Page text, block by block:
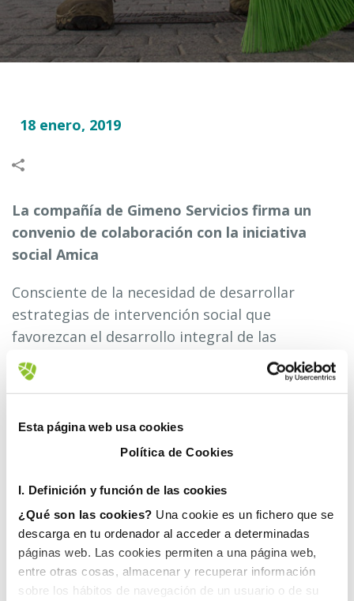
Esta página web usa cookies
Política de Cookies
I. Definición y función de las cookies
¿Qué son las cookies? Una cookie es un fichero que se
descarga en tu ordenador al acceder a determinadas
páginas web. Las cookies permiten a una página web,
entre otras cosas, almacenar y recuperar información
sobre los hábitos de navegación de un usuario o de su
18 enero, 2019
La compañía de Gimeno Servicios firma un
convenio de colaboración con la iniciativa
social Amica
Consciente de la necesidad de desarrollar
estrategias de intervención social que
favorezcan el desarrollo integral de las
personas en riesgo de exclusión sociolaboral, en
especial de aquellas con discapacidad, FOVASA
iniciativa social cuyo principal objetivo es
descubrir las capacidades de este colectivo y
desarrollo integral, a fin de asegurar su
igualdad de oportunidades y derechos en el
acceso al mundo laboral.
En el marco de este convenio, AMICA pondrá a
disposición de FOVASA un servicio de